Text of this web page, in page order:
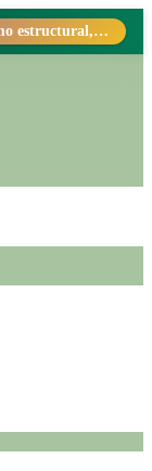
Racismo estructural, perfilamiento racial y abolicionismo carcelario.